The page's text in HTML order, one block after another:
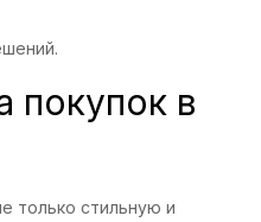
покупок в
только стильную и